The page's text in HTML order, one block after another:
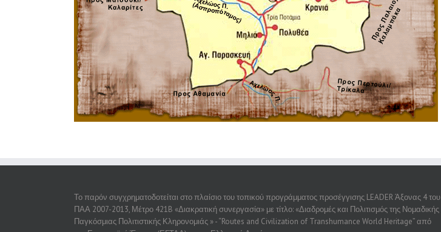
Το παρόν συγχρηματοδοτείται στο πλαίσιο του τοπικού προγράμματος προσέγγισης LEADER Άξονας 4 του
ΠΑΑ 2007-2013, Μέτρο 421B «Διακρατική συνεργασία» με τίτλο: «Διαδρομές και Πολιτισμός της Νομαδικής
Παγκόσμιας Πολιτιστικής Κληρονομιάς » - “Routes and Civilization of Transhumance World Heritage” από